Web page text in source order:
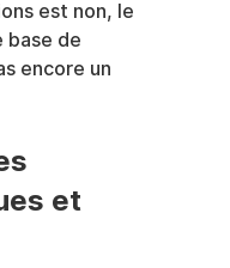
est non, le
base de
encore un
et